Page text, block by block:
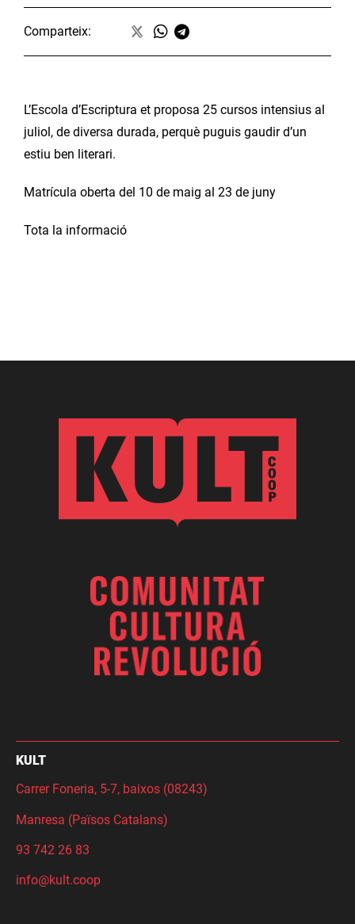
Comparteix:
L’Escola d’Escriptura et proposa 25 cursos intensius al
juliol, de diversa durada, perquè puguis gaudir d’un
estiu ben literari.
Matrícula oberta del 10 de maig al 23 de juny
Tota la informació
KULT
Carrer Foneria, 5-7, baixos (08243)
Manresa (Països Catalans)
93 742 26 83
info@kult.coop